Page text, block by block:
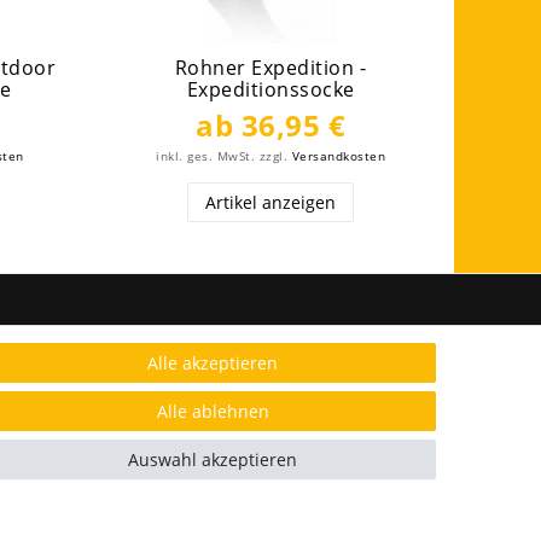
Rohner Expedition -
Expeditionssocke
ab 36,95 €
inkl. ges. MwSt. zzgl. Versandkosten
Artikel anzeigen
AUSGEZEICHNET.ORG
Alle akzeptieren
Alle ablehnen
Auswahl akzeptieren